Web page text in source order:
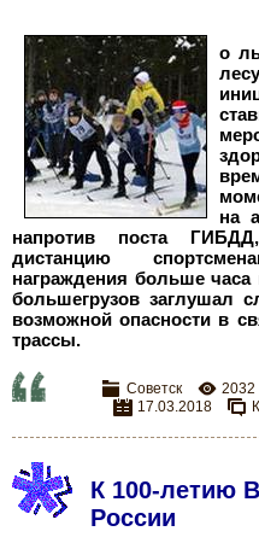
о
на
напротив поста
дистанцию
награждения больше
большегрузов заглушал
возможной опасности в
трассы.
Советск 2032
17.03.2018
К 100-летию
России